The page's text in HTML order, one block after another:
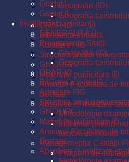
Geografie (ID)
Geografia
ORAR ID
Biblioteca Virtuală
Admitere FIG
Structura anului
GHIDURI
Materiale publicitare ID
Anunturi Facultatea de
Sociale
Absolvire / Finalizare
Metodologie
Îndrumar privind
lucrării de licență
Managementul Calităţii
Program de
Gradul I
Gradul II
Învăţământ la distanţă
GENERALITĂŢI
Programe de Studii
Geografie (ID)
Geografia
ORAR ID
Biblioteca Virtuală
Admitere FIG
Structura anului
GHIDURI
Materiale publicitare ID
Anunturi Facultatea de
Sociale
Absolvire / Finalizare